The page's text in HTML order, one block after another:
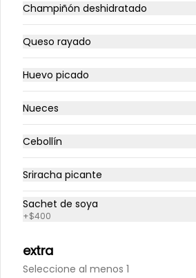
Conócenos
Comunícate con nosotros:
Términos y condiciones
Champiñón deshidratado
Queso rayado
Huevo picado
Nueces
Cebollín
Sriracha picante
Sachet de soya
+$400
extra
Seleccione al menos 1